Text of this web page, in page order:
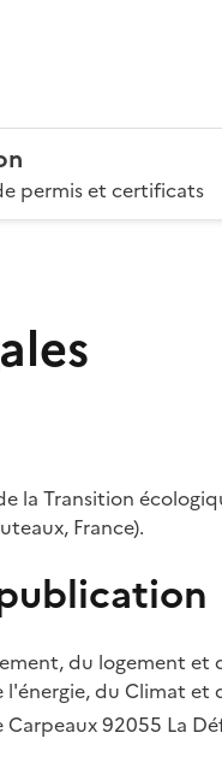
permis et certificats
la Transition
France).
du logement
du Climat et
Carpeaux 92055 La